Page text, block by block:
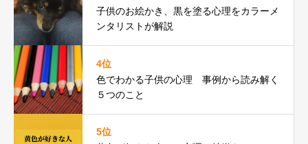
子供のお絵かき、黒を塗る心理をカラーメ
ンタリストが解説
4位
色でわかる子供の心理 事例から読み解く
５つのこと
5位